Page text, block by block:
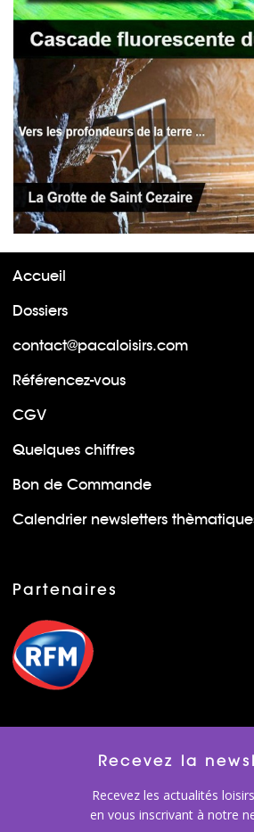
Accueil
Dossiers
contact@pacaloisirs.com
Référencez-vous
CGV
Quelques chiffres
Bon de Commande
Calendrier newsletters
Partenaires
Recevez la
Recevez les actualités
en vous inscrivant à notre